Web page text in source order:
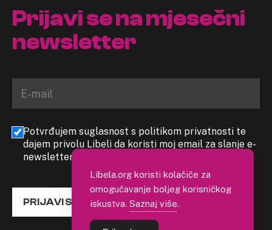
Prijavi se na mjesečni
newsletter
Potvrđujem suglasnost s politikom privatnosti te
dajem privolu Libeli da koristi moj email za slanje e-
newslettera
PRIJAVI SE
Libela.org koristi kolačiće za
omogućavanje boljeg korisničkog
iskustva. Saznaj više.